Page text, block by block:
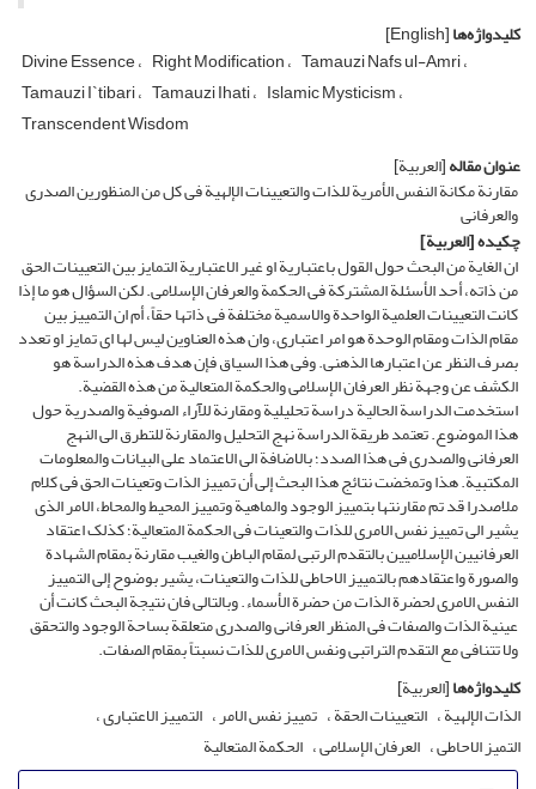
کلیدواژه‌ها[English]
Divine Essence Right Modification Tamauzi Nafs ul-Amri
Tamauzi I`tibari Tamauzi Ihati Islamic Mysticism
Transcendent Wisdom
عنوان مقاله[العربیة]
مقارنة مکانة النفس الأمریة للذات والتعیینات الإلهیة فی کل من المنظورین الصدری
والعرفانی
چکیده[العربیة]
ان الغایة من البحث حول القول باعتباریة او غیر الاعتباریة التمایز بین التعیینات الحق
من ذاته، أحد الأسئلة المشترکة فی الحکمة والعرفان الإسلامی. لکن السؤال هو ما إذا
کانت التعیینات العلمیة الواحدة والاسمیة مختلفة فی ذاتها حقاً، أم ان التمییز بین
مقام الذات ومقام الوحدة هو امر اعتباری، وان هذه العناوین لیس لها ای تمایز او تعدد
بصرف النظر عن اعتبارها الذهنی. وفی هذا السیاق فإن هدف هذه الدراسة هو
الکشف عن وجهة نظر العرفان الإسلامی والحکمة المتعالیة من هذه القضیة.
استخدمت الدراسة الحالیة دراسة تحلیلیة ومقارنة للآراء الصوفیة والصدریة حول
هذا الموضوع. تعتمد طریقة الدراسة نهج التحلیل والمقارنة للتطرق الى النهج
العرفانی والصدری فی هذا الصدد؛ بالاضافة الى الاعتماد على البیانات والمعلومات
المکتبیة. هذا وتمخضت نتائج هذا البحث إلى أن تمییز الذات وتعینات الحق فی کلام
ملاصدرا قد تم مقارنتها بتمییز الوجود والماهیة وتمییز المحیط والمحاط، الامر الذی
یشیر الى تمییز نفس الامری للذات والتعینات فی الحکمة المتعالیة؛ کذلک اعتقاد
العرفانیین الإسلامیین بالتقدم الرتبی لمقام الباطن والغیب مقارنة بمقام الشهادة
والصورة واعتقادهم بالتمییز الاحاطی للذات والتعینات، یشیر بوضوح إلى التمییز
النفس الامری لحضرة الذات من حضرة الأسماء. وبالتالی فان نتیجة البحث کانت أن
عینیة الذات والصفات فی المنظر العرفانی والصدری متعلقة بساحة الوجود والتحقق
ولا تتنافى مع التقدم التراتبی ونفس الامری للذات نسبتاً بمقام الصفات.
کلیدواژه‌ها[العربیة]
الذات الإلهیة التعیینات الحقة تمییز نفس الامر التمییز الاعتباری
التمیز الاحاطی العرفان الإسلامی الحکمة المتعالیة